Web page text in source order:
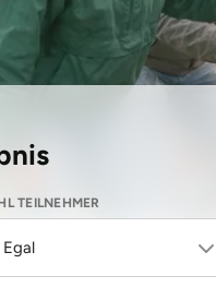
TEILNEHMER
Egal